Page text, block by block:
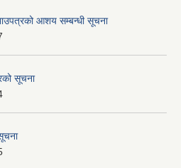
आशय सम्बन्धी सूचना
सूचना